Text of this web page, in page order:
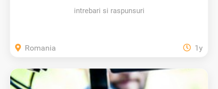
intrebari si raspunsuri
Romania 1y